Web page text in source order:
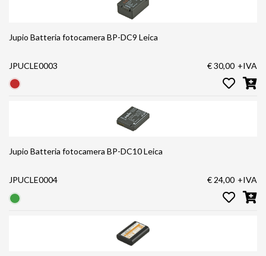
Jupio Batteria fotocamera BP-DC9 Leica
JPUCLE0003 € 30,00 +IVA
Jupio Batteria fotocamera BP-DC10 Leica
JPUCLE0004 € 24,00 +IVA